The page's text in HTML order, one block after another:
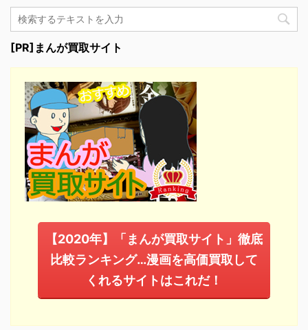
[PR]まんが買取サイト
【2020年】「まんが買取サイト」徹底
比較ランキング…漫画を高価買取して
くれるサイトはこれだ！